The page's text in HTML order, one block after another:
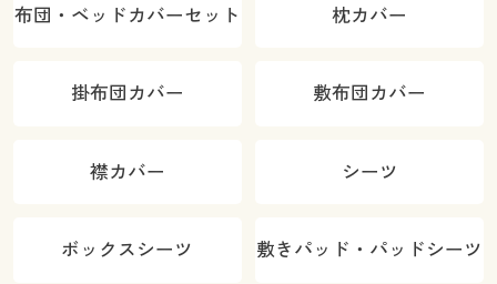
布団・ベッドカバーセット 枕カバー
掛布団カバー 敷布団カバー
襟カバー シーツ
ボックスシーツ 敷きパッド・パッドシーツ